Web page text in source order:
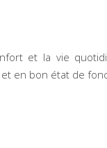
et la vie
en bon état de